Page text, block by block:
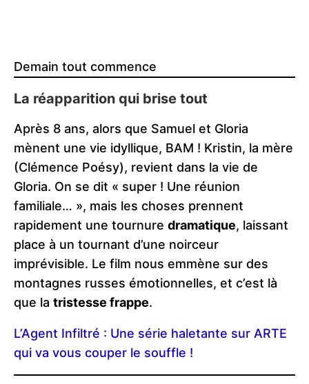
Demain tout commence
La réapparition qui brise tout
Après 8 ans, alors que Samuel et Gloria
mènent une vie idyllique, BAM ! Kristin, la mère
(Clémence Poésy), revient dans la vie de
Gloria. On se dit « super ! Une réunion
familiale… », mais les choses prennent
rapidement une tournure dramatique, laissant
place à un tournant d’une noirceur
imprévisible. Le film nous emmène sur des
montagnes russes émotionnelles, et c’est là
que la tristesse frappe.
L’Agent Infiltré : Une série haletante sur ARTE
qui va vous couper le souffle !